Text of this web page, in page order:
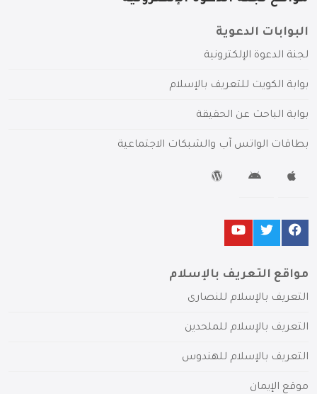
البوابات الدعوية
لجنة الدعوة الإلكترونية
بوابة الكويت للتعريف بالإسلام
بوابة الباحث عن الحقيقة
بطاقات الواتس آب والشبكات الاجتماعية
مواقع التعريف بالإسلام
التعريف بالإسلام للنصارى
التعريف بالإسلام للملحدين
التعريف بالإسلام للهندوس
موقع الإيمان